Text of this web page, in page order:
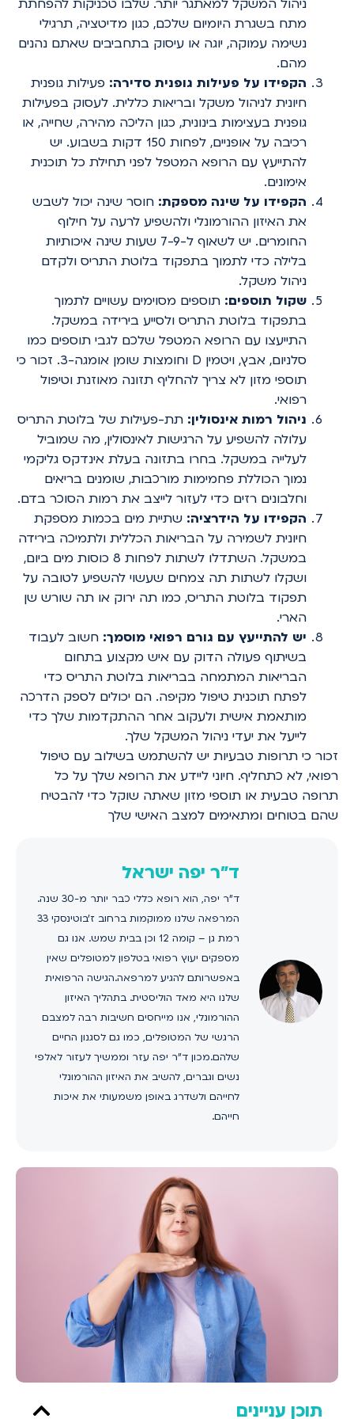
ניהול המשקל למאתגר יותר. שלבו טכניקות להפחתת
מתח בשגרת היומיום שלכם, כגון מדיטציה, תרגילי
נשימה עמוקה, יוגה או עיסוק בתחביבים שאתם נהנים
מהם.
הקפידו על פעילות גופנית סדירה: פעילות גופנית
חיונית לניהול משקל ובריאות כללית. לעסוק בפעילות
גופנית בעצימות בינונית, כגון הליכה מהירה, שחייה, או
רכיבה על אופניים, לפחות 150 דקות בשבוע. יש
להתייעץ עם הרופא המטפל לפני תחילת כל תוכנית
אימונים.
הקפידו על שינה מספקת: חוסר שינה יכול לשבש
את האיזון ההורמונלי ולהשפיע לרעה על חילוף
החומרים. יש לשאוף ל-7-9 שעות שינה איכותיות
בלילה כדי לתמוך בתפקוד בלוטת התריס ולקדם
ניהול משקל.
שקול תוספים: תוספים מסוימים עשויים לתמוך
בתפקוד בלוטת התריס ולסייע בירידה במשקל.
התייעצו עם הרופא המטפל שלכם לגבי תוספים כמו
סלניום, אבץ, ויטמין D וחומצות שומן אומגה-3. זכור כי
תוספי מזון לא צריך להחליף תזונה מאוזנת וטיפול
רפואי.
ניהול רמות אינסולין: תת-פעילות של בלוטת התריס
עלולה להשפיע על הרגישות לאינסולין, מה שמוביל
לעלייה במשקל. בחרו בתזונה בעלת אינדקס גליקמי
נמוך הכוללת פחמימות מורכבות, שומנים בריאים
וחלבונים רזים כדי לעזור לייצב את רמות הסוכר בדם.
הקפידו על הידרציה: שתיית מים בכמות מספקת
חיונית לשמירה על הבריאות הכללית ולתמיכה בירידה
במשקל. השתדלו לשתות לפחות 8 כוסות מים ביום,
ושקלו לשתות תה צמחים שעשוי להשפיע לטובה על
תפקוד בלוטת התריס, כמו תה ירוק או תה שורש שן
הארי.
יש להתייעץ עם גורם רפואי מוסמך: חשוב לעבוד
בשיתוף פעולה הדוק עם איש מקצוע בתחום
הבריאות המתמחה בבריאות בלוטת התריס כדי
לפתח תוכנית טיפול מקיפה. הם יכולים לספק הדרכה
מותאמת אישית ולעקוב אחר ההתקדמות שלך כדי
לייעל את יעדי ניהול המשקל שלך.
זכור כי תרופות טבעיות יש להשתמש בשילוב עם טיפול
רפואי, לא כתחליף. חיוני ליידע את הרופא שלך על כל
תרופה טבעית או תוספי מזון שאתה שוקל כדי להבטיח
שהם בטוחים ומתאימים למצב האישי שלך
ד"ר יפה ישראל
ד"ר יפה, הוא רופא כללי כבר יותר מ-30 שנה.
המרפאה שלנו ממוקמות ברחוב ז'בוטינסקי 33
רמת גן – קומה 12 וכן בבית שמש. אנו גם
מספקים יעוץ רפואי בטלפון למטופלים שאין
באפשרותם להגיע למרפאה.הגישה הרפואית
שלנו היא מאד הוליסטית. בתהליך האיזון
ההורמונלי, אנו מייחסים חשיבות רבה למצבם
הרגשי של המטופלים, כמו גם לסגנון החיים
שלהם.מכון ד"ר יפה עזר וממשיך לעזור לאלפי
נשים וגברים, להשיב את האיזון ההורמונלי
לחייהם ולשדרג באופן משמעותי את איכות
חייהם.
תוכן עניינים